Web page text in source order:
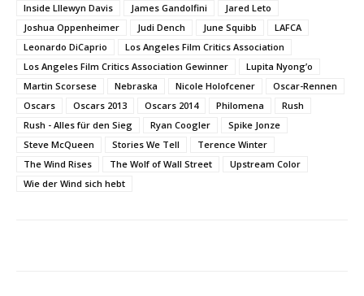
Inside Lllewyn Davis
James Gandolfini
Jared Leto
Joshua Oppenheimer
Judi Dench June Squibb
LAFCA
Leonardo DiCaprio
Los Angeles Film Critics Association
Los Angeles Film Critics Association Gewinner
Lupita Nyong’o
Martin Scorsese
Nebraska Nicole Holofcener
Oscar-Rennen
Oscars
Oscars 2013 Oscars 2014 Philomena
Rush
Rush - Alles für den Sieg
Ryan Coogler
Spike Jonze
Steve McQueen
Stories We Tell
Terence Winter
The Wind Rises
The Wolf of Wall Street
Upstream Color
Wie der Wind sich hebt